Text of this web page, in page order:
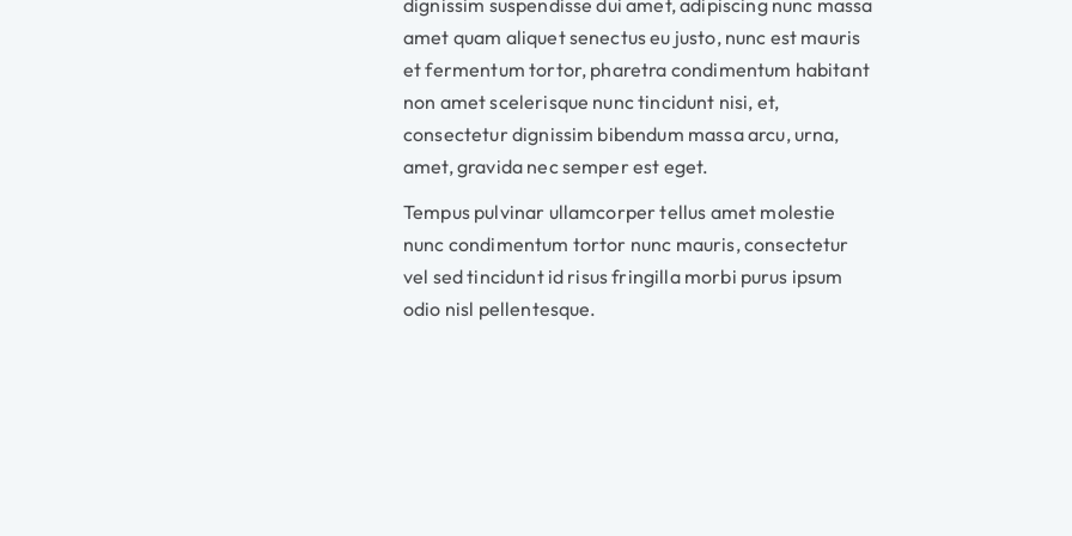
dignissim suspendisse dui amet, adipiscing nunc massa
amet quam aliquet senectus eu justo, nunc est mauris
et fermentum tortor, pharetra condimentum habitant
non amet scelerisque nunc tincidunt nisi, et,
consectetur dignissim bibendum massa arcu, urna,
amet, gravida nec semper est eget.
Tempus pulvinar ullamcorper tellus amet molestie
nunc condimentum tortor nunc mauris, consectetur
vel sed tincidunt id risus fringilla morbi purus ipsum
odio nisl pellentesque.